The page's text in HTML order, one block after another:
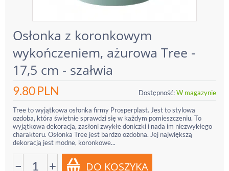
Osłonka z koronkowym
wykończeniem, ażurowa Tree -
17,5 cm - szałwia
9.80PLN Dostępność:W magazynie
Tree to wyjątkowa osłonka firmy Prosperplast. Jest to stylowa
ozdoba, która świetnie sprawdzi się w każdym pomieszczeniu. To
wyjątkowa dekoracja, zasłoni zwykłe doniczki i nada im niezwykłego
charakteru. Osłonka Tree jest bardzo ozdobna. Jej największą
dekoracją jest modne, koronkowe...
− +